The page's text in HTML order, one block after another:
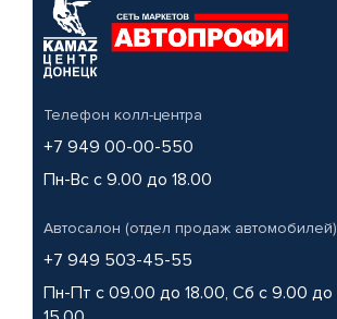
Телефон колл-центра
+7 949 00-00-550
Пн-Вс с 9.00 до 18.00
Автосалон (отдел продаж автомобилей)
+7 949 503-45-55
Пн-Пт с 09.00 до 18.00, Сб с 9.00 до